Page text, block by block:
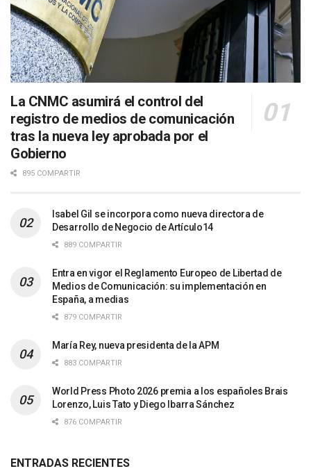
La CNMC asumirá el control del
registro de medios de comunicación
tras la nueva ley aprobada por el
Gobierno
895 COMPARTIR
Isabel Gil se incorpora como nueva directora de
Desarrollo de Negocio de Artículo14
889 COMPARTIR
Entra en vigor el Reglamento Europeo de Libertad de
Medios de Comunicación: su implementación en
España, a medias
879 COMPARTIR
María Rey, nueva presidenta de la APM
883 COMPARTIR
World Press Photo 2026 premia a los españoles Brais
Lorenzo, Luis Tato y Diego Ibarra Sánchez
876 COMPARTIR
ENTRADAS RECIENTES